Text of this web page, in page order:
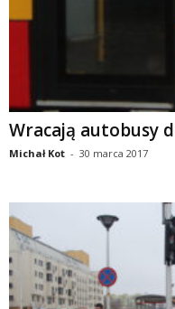
Wracają autobusy
Michał Kot - 30 marca 2017